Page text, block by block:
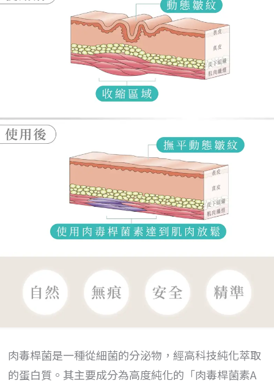
肉毒桿菌是一種從細菌的分泌物，經高科技純化萃取
的蛋白質。其主要成分為高度純化的「肉毒桿菌素A